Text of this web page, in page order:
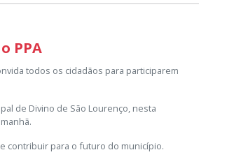
PPA
todos os cidadãos para participarem
de Divino de São Lourenço, nesta
contribuir para o futuro do município.